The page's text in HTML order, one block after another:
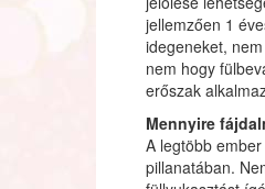
jellemzően 1
idegeneket,
nem hogy
erőszak
Mennyire
A legtöbb
pillanatában.